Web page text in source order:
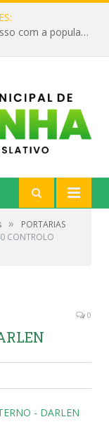
Um símbolo do mandato e do compromisso com a população
»
PORTARIAS
CONTROLO
0
- DARLEN